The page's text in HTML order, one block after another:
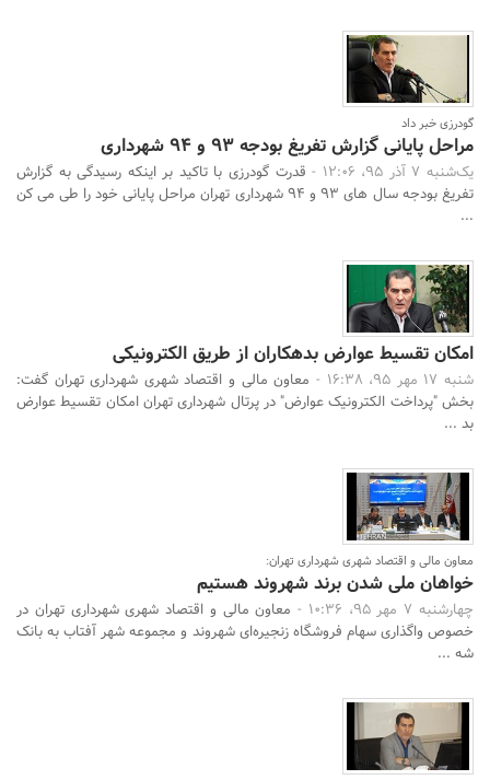
گودرزی خبر داد
مراحل پایانی گزارش تفریغ بودجه 93 و 94 شهرداری
یک‌شنبه 7 آذر 95، 12:06 -
قدرت گودرزی با تاکید بر اینکه رسیدگی به گزارش
تفریغ بودجه سال های 93 و 94 شهرداری تهران مراحل پایانی خود را طی می کن
...
امکان تقسیط عوارض بدهکاران از طریق الکترونیکی
شنبه 17 مهر 95، 16:38 -
معاون مالی و اقتصاد شهری شهرداری تهران گفت:
بخش "پرداخت الکترونیک عوارض" در پرتال شهرداری تهران امکان تقسیط عوارض
بد ...
معاون مالی و اقتصاد شهری شهرداری تهران:
خواهان ملی شدن برند شهروند هستیم
چهارشنبه 7 مهر 95، 10:36 -
معاون مالی و اقتصاد شهری شهرداری تهران در
خصوص واگذاری سهام فروشگاه‌ زنجیره‌ای شهروند و مجموعه شهر آفتاب به بانک
شه ...